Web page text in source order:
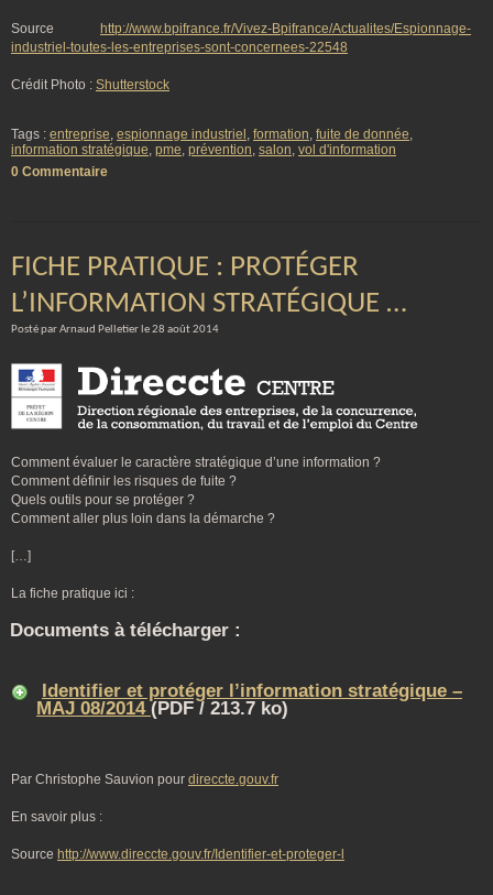
Source
http://www.bpifrance.fr/Vivez-Bpifrance/Actualites/Espionnage-
industriel-toutes-les-entreprises-sont-concernees-22548
Crédit Photo : Shutterstock
Tags : entreprise, espionnage industriel , formation, fuite de donnée,
information stratégique, pme, prévention, salon, vol d'information
0 Commentaire
FICHE PRATIQUE : PROTÉGER
L’INFORMATION STRATÉGIQUE …
Posté par Arnaud Pelletier le 28 août 2014
Comment évaluer le caractère stratégique d’une information ?
Comment définir les risques de fuite ?
Quels outils pour se protéger ?
Comment aller plus loin dans la démarche ?
[…]
La fiche pratique ici :
Documents à télécharger :
Identifier et protéger l’information stratégique –
MAJ 08/2014(PDF / 213.7 ko)
Par Christophe Sauvion pour direccte.gouv.fr
En savoir plus :
Source http://www.direccte.gouv.fr/Identifier-et-proteger-l